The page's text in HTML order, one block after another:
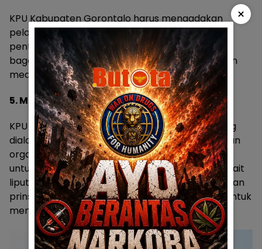
KPU Kabupaten Gorontalo harus mengadakan
pelatihan bagi staf dan petugas KPU mengenai
pentingnya kebebasan pers, hak jurnalis, dan
bagaimana menjaga hubungan yang baik dengan
media dalam konteks pemilihan umum.
5. Membuka Ruang Dialog dengan Media
KPU Kabupaten Gorontalo perlu membuka ruang
dialog dan komunikasi terbuka dengan jurnalis dan
organisasi media lokal, termasuk AJI Gorontalo,
untuk memastikan bahwa setiap keputusan terkait
liputan media diambil dengan mempertimbangkan
prinsip-prinsip kebebasan pers dan hak publik untuk
mendapatkan informasi. [Rls AJI]
×